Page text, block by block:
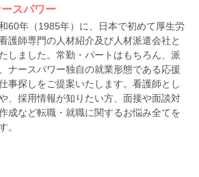
スパワー
60年（1985年）に、日本で初めて厚生労
護師専門の人材紹介及び人材派遣会社と
しました。常勤・パートはもちろん、派
ナースパワー独自の就業形態である応援
事探しをご提案いたします。看護師とし
、採用情報が知りたい方、面接や面談対
成など転職・就職に関するお悩み全てを
。